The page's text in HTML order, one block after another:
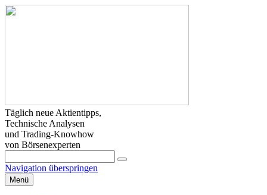
Täglich neue Aktientipps,
Technische Analysen
und Trading-Knowhow
von Börsenexperten
Navigation überspringen
Menü